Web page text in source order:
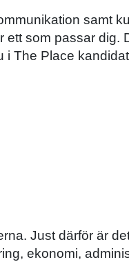
samt
ett som passar dig.
i The Place
Just därför är
ekonomi,